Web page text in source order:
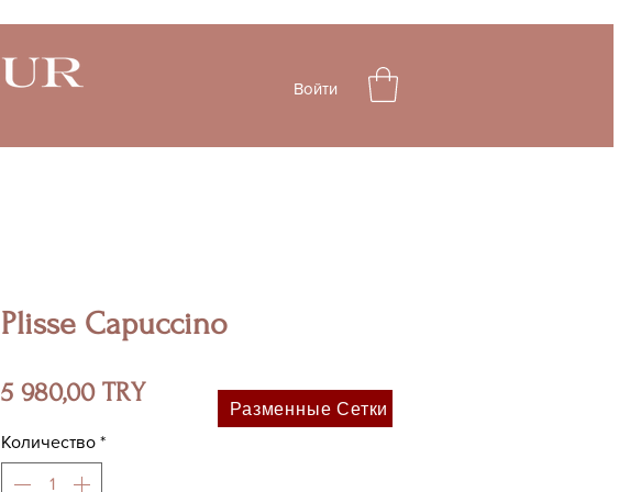
Войти
Plisse Capuccino
5 980,00 TRYЦена
Количество *
Разменные Сетки